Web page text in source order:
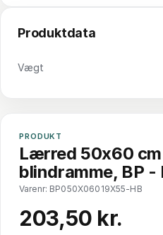
Produktdata
Vægt
PRODUKT
Lærred 50x60 cm
blindramme, BP
Varenr: BP050X06019X55-HB
203,50 kr.